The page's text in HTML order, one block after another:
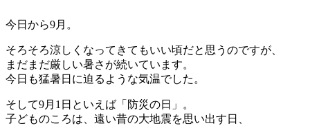
今日から9月。
そろそろ涼しくなってきてもいい頃だと思うのですが、
まだまだ厳しい暑さが続いています。
今日も猛暑日に迫るような気温でした。
そして9月1日といえば「防災の日」。
子どものころは、遠い昔の大地震を思い出す日、